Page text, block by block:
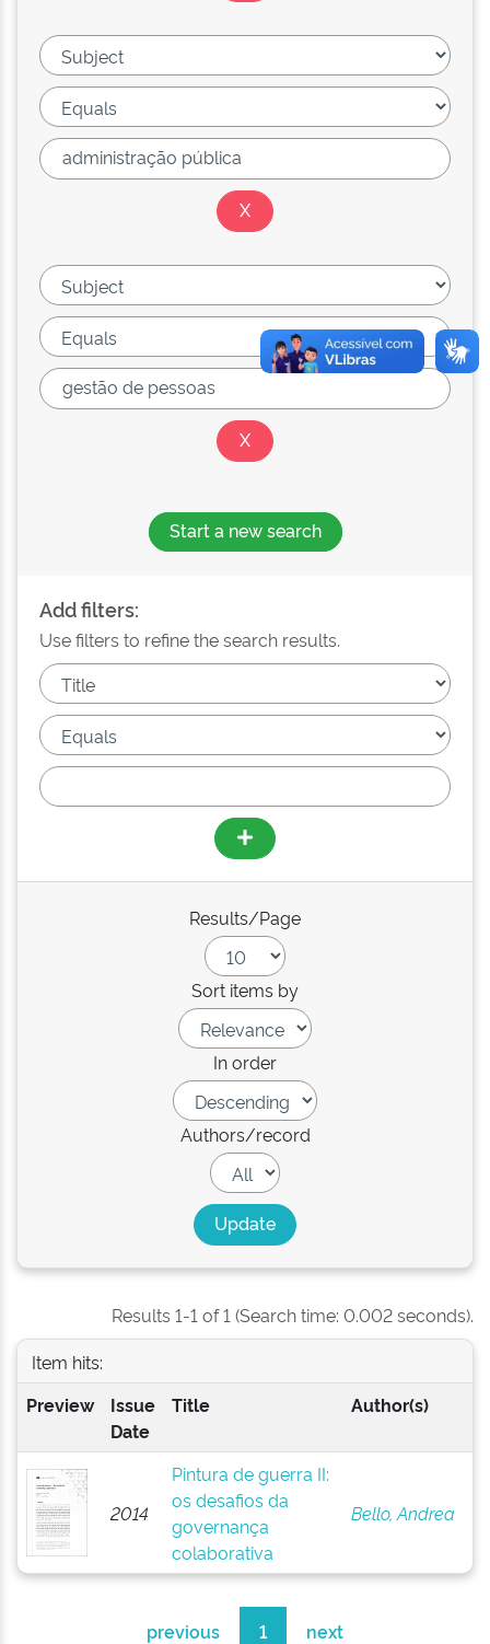
Start a new search
Add filters:
Use filters to refine the search results.
Results/Page
Sort items by
In order
Authors/record
Results 1-1 of 1 (Search time: 0.002 seconds).
Item hits:
Preview
Issue
Date
Title Author(s)
2014
Pintura de guerra II:
os desafios da
governança
colaborativa
Bello, Andrea
previous 1 next